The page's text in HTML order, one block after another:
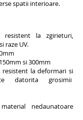
spatii interioare.
resistent la zgirieturi,
raze UV.
si 300mm
la deformari si
datorita grosimii
nedaunatoare